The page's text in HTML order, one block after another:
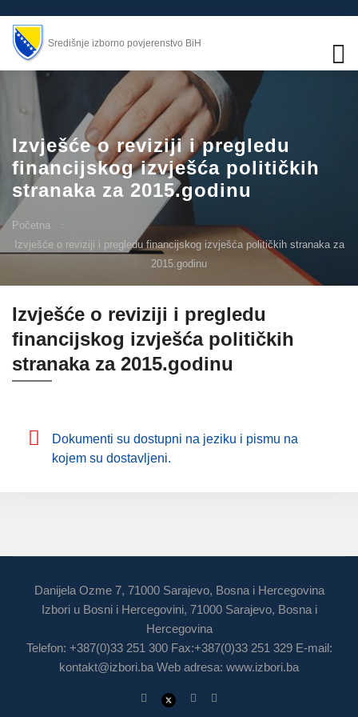
Središnje izborno povjerenstvo BiH
Izvješće o reviziji i pregledu
financijskog izvješća političkih
stranaka za 2015.godinu
Početna
Izvješće o reviziji i pregledu financijskog izvješća političkih stranaka za
2015.godinu
Izvješće o reviziji i pregledu
financijskog izvješća političkih
stranaka za 2015.godinu
Dokumenti su dostupni na jeziku i pismu na
kojem su dostavljeni.
Danijela Ozme 7, 71000 Sarajevo, Bosna i Hercegovina
Izbori u Bosni i Hercegovini, 71000 Sarajevo, Bosna i
Hercegovina
Telefon: +387(0)33 251 300 Fax:+387(0)33 251 329 E-mail:
kontakt@izbori.ba Web adresa: www.izbori.ba